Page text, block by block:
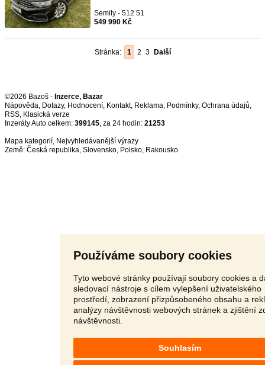
Používáme soubory cookies
Tyto webové stránky používají soubory cookies a
sledovací nástroje s cílem vylepšení uživatelského
prostředí, zobrazení přizpůsobeného obsahu a
analýzy návštěvnosti webových stránek a zjištění
návštěvnosti.
Souhlasím
Semily - 512 51
549 990 Kč
Stránka: 1 2 3 Další
©2026 Bazoš - Inzerce, Bazar
Nápověda, Dotazy, Hodnocení, Kontakt, Reklama, Podmínky, Ochrana údajů,
RSS,
Inzeráty Auto celkem: 399145, za 24 hodin: 21253
Mapa kategorií, Nejvyhledávanější výrazy
Země: Česká republika, Slovensko, Polsko, Rakousko